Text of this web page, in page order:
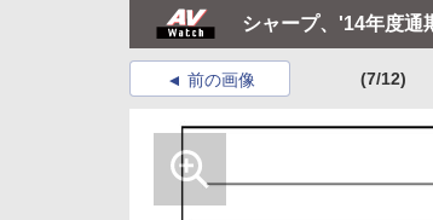
シャープ、'14年度通
前の画像 (7/12)